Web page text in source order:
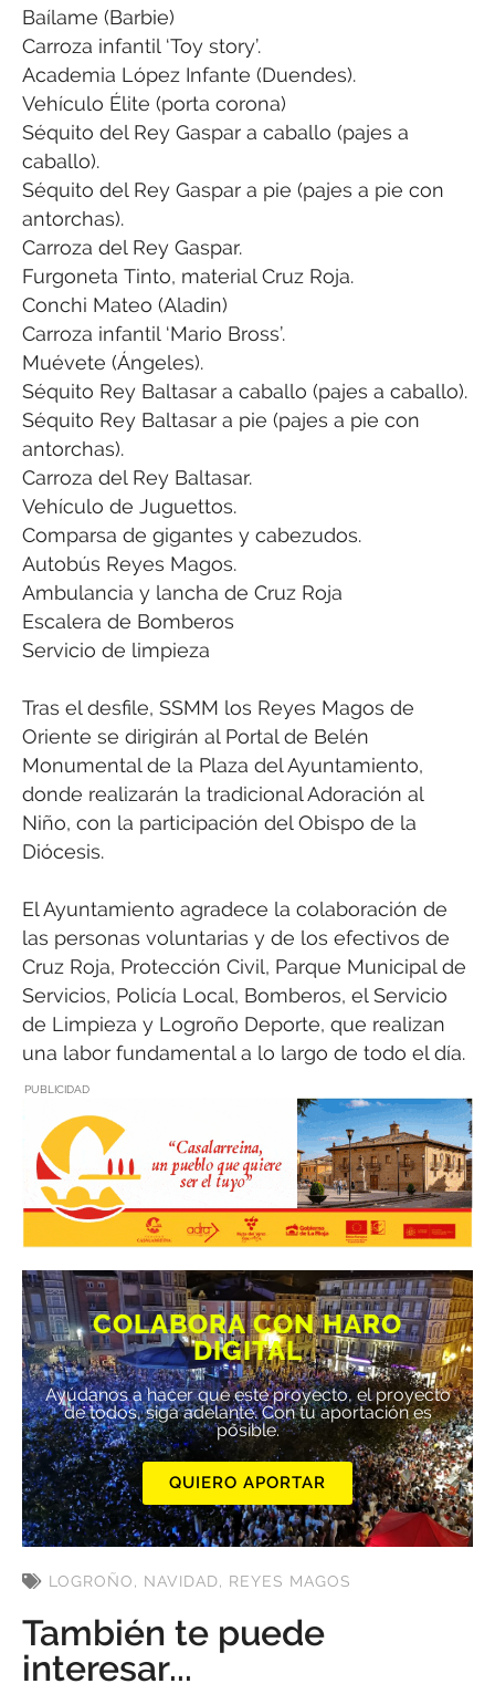
Baílame (Barbie)
Carroza infantil ‘Toy story’.
Academia López Infante (Duendes).
Vehículo Élite (porta corona)
Séquito del Rey Gaspar a caballo (pajes a
caballo).
Séquito del Rey Gaspar a pie (pajes a pie con
antorchas).
Carroza del Rey Gaspar.
Furgoneta Tinto, material Cruz Roja.
Conchi Mateo (Aladin)
Carroza infantil ‘Mario Bross’.
Muévete (Ángeles).
Séquito Rey Baltasar a caballo (pajes a caballo).
Séquito Rey Baltasar a pie (pajes a pie con
antorchas).
Carroza del Rey Baltasar.
Vehículo de Juguettos.
Comparsa de gigantes y cabezudos.
Autobús Reyes Magos.
Ambulancia y lancha de Cruz Roja
Escalera de Bomberos
Servicio de limpieza
Tras el desfile, SSMM los Reyes Magos de
Oriente se dirigirán al Portal de Belén
Monumental de la Plaza del Ayuntamiento,
donde realizarán la tradicional Adoración al
Niño, con la participación del Obispo de la
Diócesis.
El Ayuntamiento agradece la colaboración de
las personas voluntarias y de los efectivos de
Cruz Roja, Protección Civil, Parque Municipal de
Servicios, Policía Local, Bomberos, el Servicio
de Limpieza y Logroño Deporte, que realizan
una labor fundamental a lo largo de todo el día.
PUBLICIDAD
COLABORA CON HARO
DIGITAL
Ayúdanos a hacer que este proyecto, el proyecto
de todos, siga adelante. Con tu aportación es
posible.
QUIERO APORTAR
LOGROÑO, NAVIDAD, REYES MAGOS
También te puede
interesar...